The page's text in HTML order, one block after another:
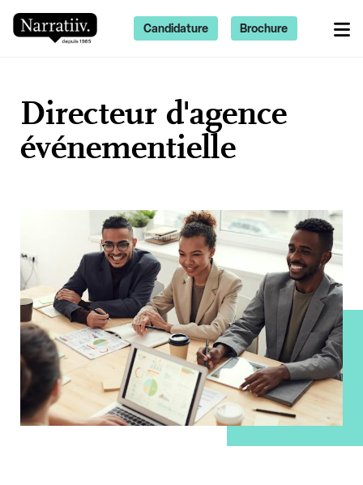
Directeur d'agence
événementielle
Candidature Brochure